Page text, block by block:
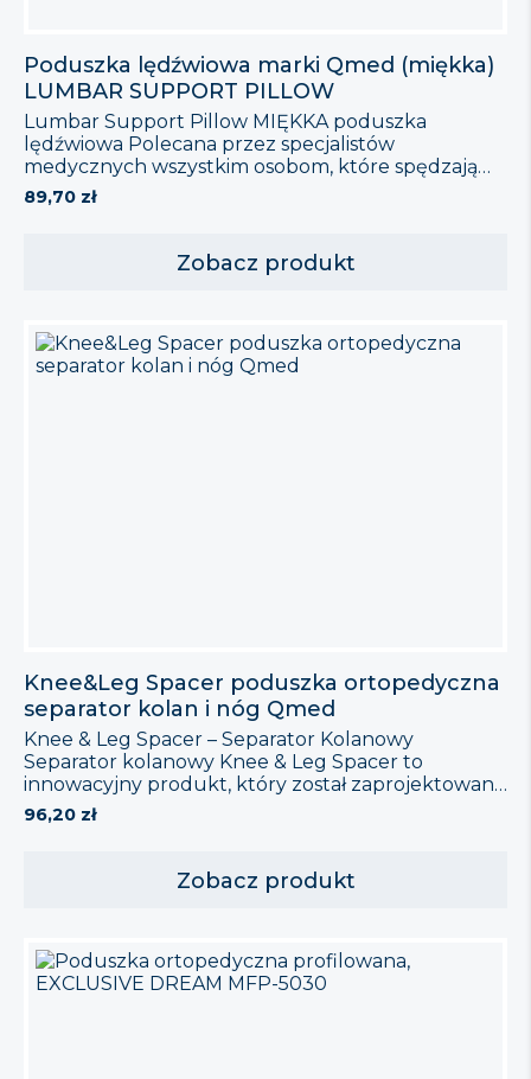
Poduszka lędźwiowa marki Qmed (miękka)
LUMBAR SUPPORT PILLOW
89,70 zł
Lumbar Support Pillow MIĘKKA poduszka
lędźwiowa Polecana przez specjalistów
medycznych wszystkim osobom, które spędzają
dużo czasu w pozycji siedzącej. Poduszka Qmed
Lumbar Support zapewnia optymalne utrzymanie
czemu sprzyja likwidacji bólu odcinka
lędźwiowego, powstającego podczas
lędźwiowej wpływa znacząco na zachowanie […]
Zobacz produkt
Knee&Leg Spacer poduszka ortopedyczna
separator kolan i nóg Qmed
96,20 zł
Knee & Leg Spacer – Separator Kolanowy
Separator kolanowy Knee & Leg Spacer to
innowacyjny produkt, który został zaprojektowany
w celu łagodzenia dolegliwości bólowych oraz
zapewnienia komfortowego snu w pozycji na
Spacer jest odpowiedni w przypadkach:
Przeciwwskazania Skład Wymiary Producent Knee
Zobacz produkt